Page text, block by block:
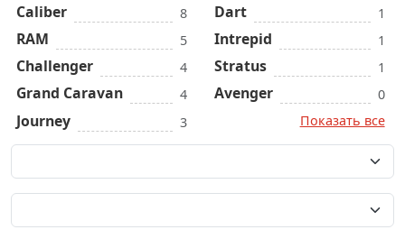
Caliber 8
RAM 5
Challenger 4
Grand Caravan 4
Journey 3
Dart 1
Intrepid 1
Stratus 1
Avenger
0
Показать все